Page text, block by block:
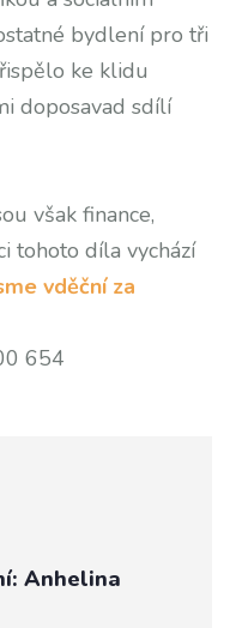
bydlení pro tři
ke klidu
doposavad sdílí
však finance,
tohoto díla vychází
vděční za
654
Anhelina